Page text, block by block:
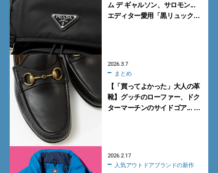
ム デ ギャルソン、サロモン...
エディター愛用「黒リュック」
2026.3.7
まとめ
【「買ってよかった」大人の革
靴】グッチのローファー、ドク
ターマーチンのサイドゴア... エ
2026.2.17
人気アウトドアブランドの新作